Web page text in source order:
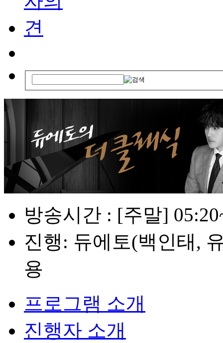
방송시간 : [주말]
진행: 듀에토(백인태,
용
프로그램 소개
진행자 소개